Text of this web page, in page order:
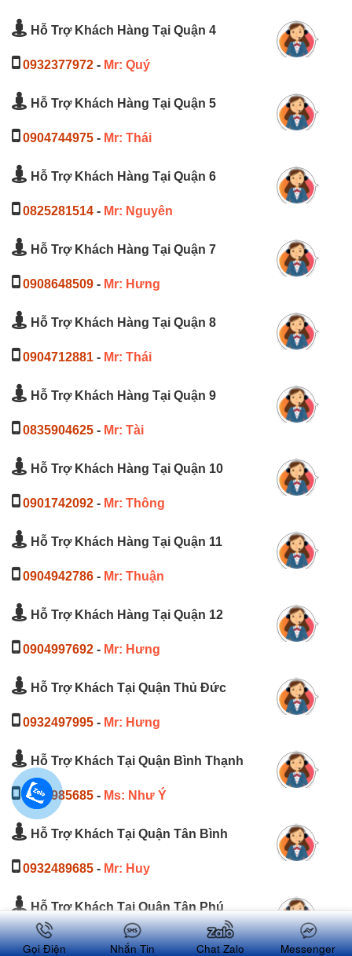
Hỗ Trợ Khách Hàng Tại Quận 4
0932377972 - Mr: Quý
Hỗ Trợ Khách Hàng Tại Quận 5
0904744975 - Mr: Thái
Hỗ Trợ Khách Hàng Tại Quận 6
0825281514 - Mr: Nguyên
Hỗ Trợ Khách Hàng Tại Quận 7
0908648509 - Mr: Hưng
Hỗ Trợ Khách Hàng Tại Quận 8
0904712881 - Mr: Thái
Hỗ Trợ Khách Hàng Tại Quận 9
0835904625 - Mr: Tài
Hỗ Trợ Khách Hàng Tại Quận 10
0901742092 - Mr: Thông
Hỗ Trợ Khách Hàng Tại Quận 11
0904942786 - Mr: Thuận
Hỗ Trợ Khách Hàng Tại Quận 12
0904997692 - Mr: Hưng
Hỗ Trợ Khách Tại Quận Thủ Đức
0932497995 - Mr: Hưng
Hỗ Trợ Khách Tại Quận Bình Thạnh
0904985685 - Ms: Như Ý
Hỗ Trợ Khách Tại Quận Tân Bình
0932489685 - Mr: Huy
Hỗ Trợ Khách Tại Quận Tân Phú
0835748593-Mr: Quý
Gọi Điện Nhắn Tin Chat Zalo Messenger